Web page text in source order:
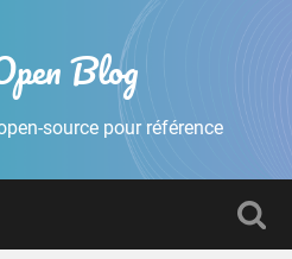
Blog
source pour référence